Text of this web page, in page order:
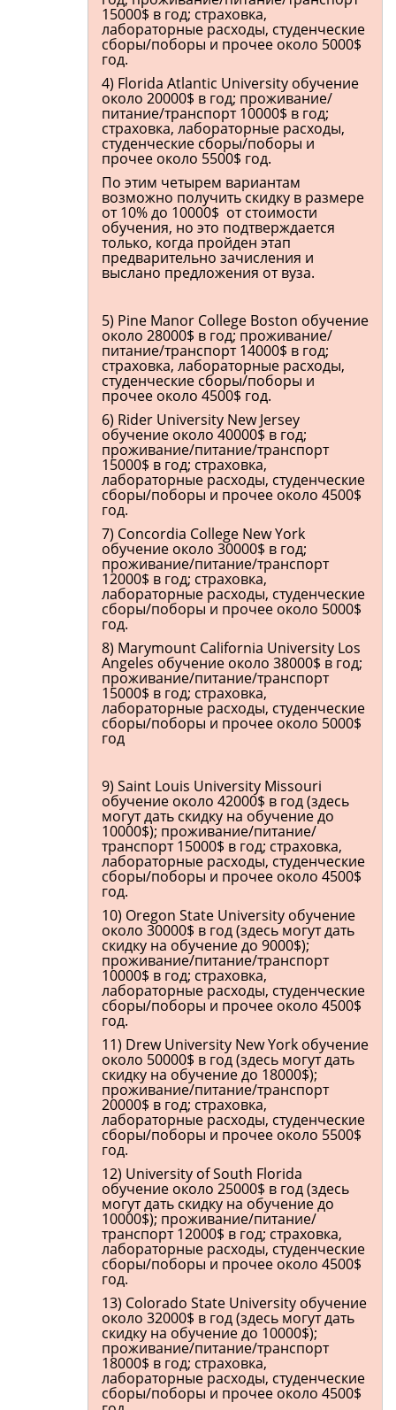
15000$ в год; страховка,
лабораторные расходы, студенческие
сборы/поборы и прочее около 5000$
год.
4) Florida Atlantic University обучение
около 20000$ в год; проживание/
питание/транспорт 10000$ в год;
страховка, лабораторные расходы,
студенческие сборы/поборы и
прочее около 5500$ год.
По этим четырем вариантам
возможно получить скидку в размере
от 10% до 10000$ от стоимости
обучения, но это подтверждается
только, когда пройден этап
предварительно зачисления и
выслано предложения от вуза.
5) Pine Manor College Boston обучение
около 28000$ в год; проживание/
питание/транспорт 14000$ в год;
страховка, лабораторные расходы,
студенческие сборы/поборы и
прочее около 4500$ год.
6) Rider University New Jersey
обучение около 40000$ в год;
проживание/питание/транспорт
15000$ в год; страховка,
лабораторные расходы, студенческие
сборы/поборы и прочее около 4500$
год.
7) Concordia College New York
обучение около 30000$ в год;
проживание/питание/транспорт
12000$ в год; страховка,
лабораторные расходы, студенческие
сборы/поборы и прочее около 5000$
год.
8) Marymount California University Los
Angeles обучение около 38000$ в год;
проживание/питание/транспорт
15000$ в год; страховка,
лабораторные расходы, студенческие
сборы/поборы и прочее около 5000$
год
9) Saint Louis University Missouri
обучение около 42000$ в год (здесь
могут дать скидку на обучение до
10000$); проживание/питание/
транспорт 15000$ в год; страховка,
лабораторные расходы, студенческие
сборы/поборы и прочее около 4500$
год.
10) Oregon State University обучение
около 30000$ в год (здесь могут дать
скидку на обучение до 9000$);
проживание/питание/транспорт
10000$ в год; страховка,
лабораторные расходы, студенческие
сборы/поборы и прочее около 4500$
год.
11) Drew University New York обучение
около 50000$ в год (здесь могут дать
скидку на обучение до 18000$);
проживание/питание/транспорт
20000$ в год; страховка,
лабораторные расходы, студенческие
сборы/поборы и прочее около 5500$
год.
12) University of South Florida
обучение около 25000$ в год (здесь
могут дать скидку на обучение до
10000$); проживание/питание/
транспорт 12000$ в год; страховка,
лабораторные расходы, студенческие
сборы/поборы и прочее около 4500$
год.
13) Colorado State University обучение
около 32000$ в год (здесь могут дать
скидку на обучение до 10000$);
проживание/питание/транспорт
18000$ в год; страховка,
лабораторные расходы, студенческие
сборы/поборы и прочее около 4500$